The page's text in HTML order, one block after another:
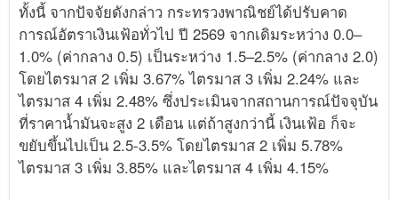
ทั้งนี้ จากปัจจัยดังกล่าว กระทรวงพาณิชย์ได้ปรับคาด
การณ์อัตราเงินเฟ้อทั่วไป ปี 2569 จากเดิมระหว่าง 0.0–
1.0% (ค่ากลาง 0.5) เป็นระหว่าง 1.5–2.5% (ค่ากลาง 2.0)
โดยไตรมาส 2 เพิ่ม 3.67% ไตรมาส 3 เพิ่ม 2.24% และ
ไตรมาส 4 เพิ่ม 2.48% ซึ่งประเมินจากสถานการณ์ปัจจุบัน
ที่ราคาน้ำมันจะสูง 2 เดือน แต่ถ้าสูงกว่านี้ เงินเฟ้อ ก็จะ
ขยับขึ้นไปเป็น 2.5-3.5% โดยไตรมาส 2 เพิ่ม 5.78%
ไตรมาส 3 เพิ่ม 3.85% และไตรมาส 4 เพิ่ม 4.15%